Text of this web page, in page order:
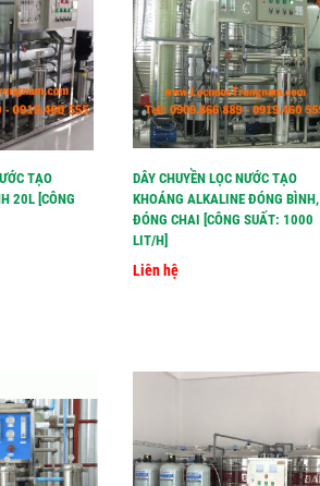
TẠO
20L [CÔNG
DÂY CHUYỀN LỌC NƯỚC TẠO
KHOÁNG ALKALINE ĐÓNG BÌNH,
ĐÓNG CHAI [CÔNG SUẤT: 1000
LIT/H]
Liên hệ